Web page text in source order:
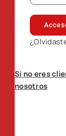
Si no eres
nosotros